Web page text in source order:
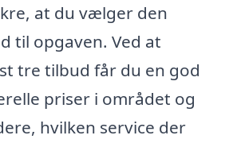
at du vælger den
til opgaven. Ved at
tre tilbud får du en god
priser i området og
hvilken service der